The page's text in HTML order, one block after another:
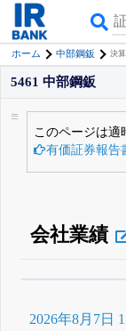
ホーム 中部鋼鈑 決
5461 中部鋼鈑
このページは適
有価証券報告
会社業績
詳しく見られる
2026年8月7日